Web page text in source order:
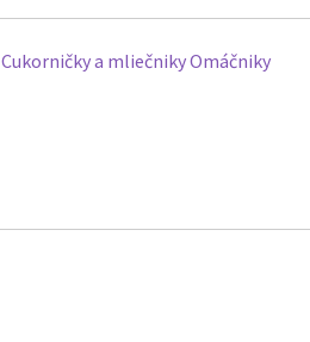
Cukorničky a mliečnikyOmáčniky